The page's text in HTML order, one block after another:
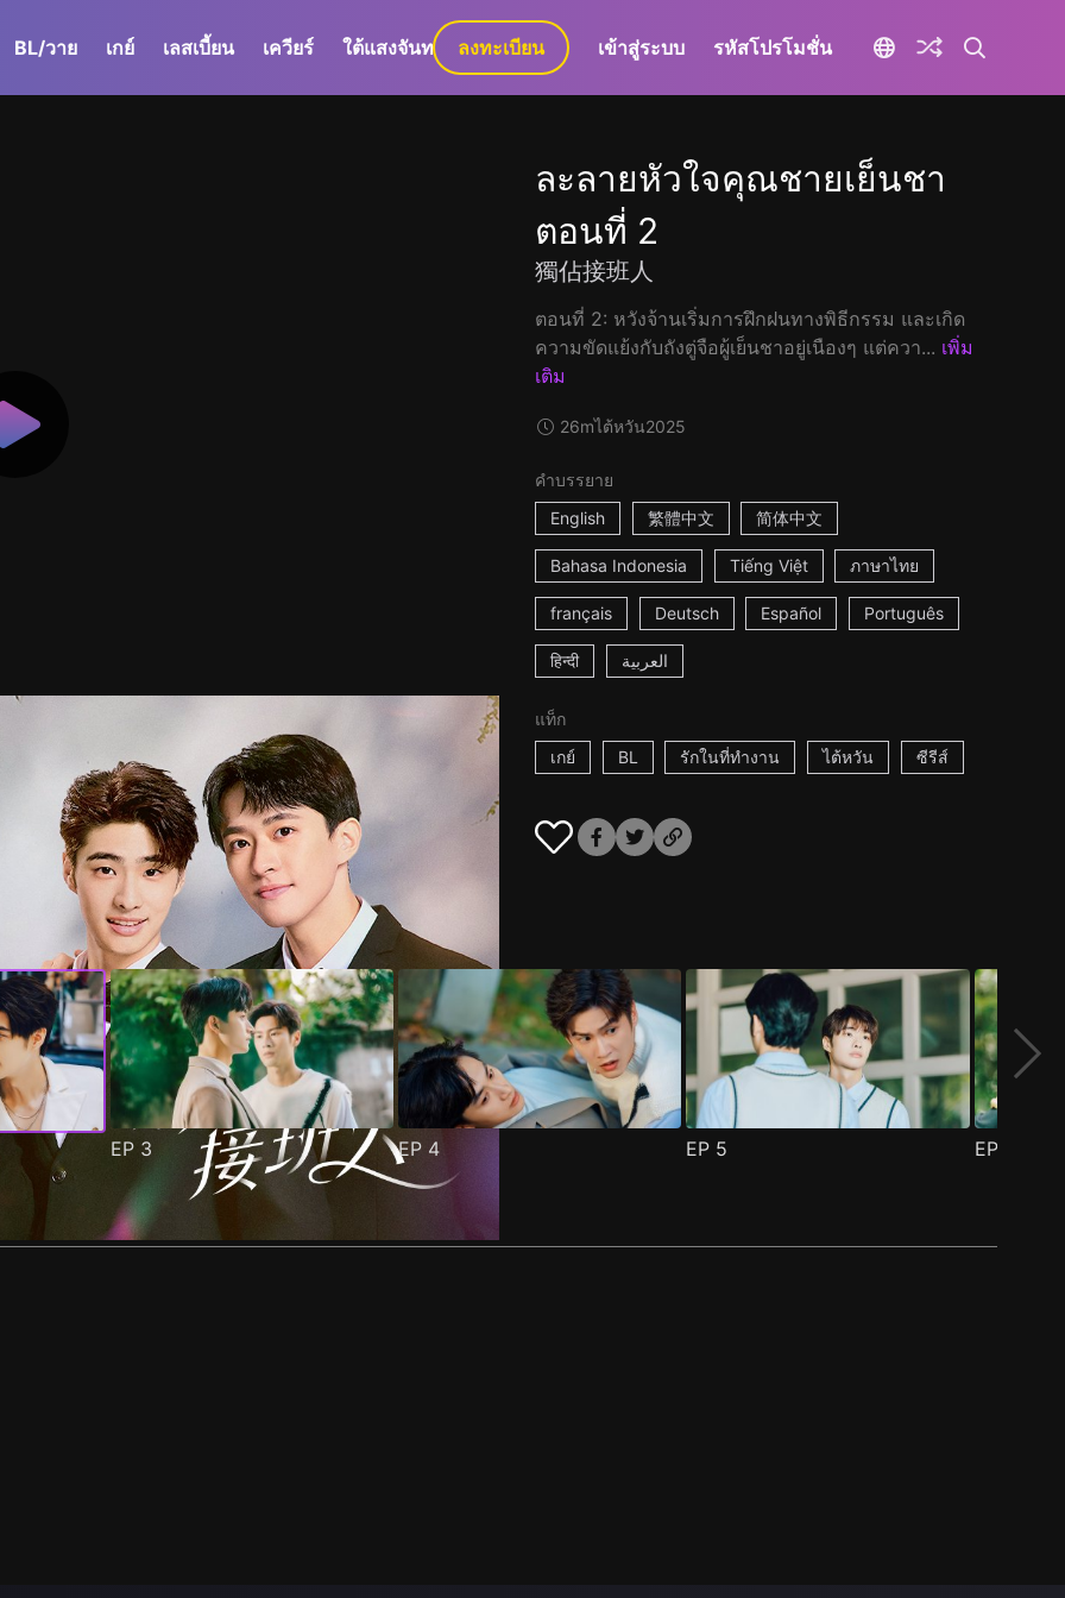
BL/วาย เกย์ เลสเบี้ยน เควียร์ ใต้แสงจันทร์ GaLa+
ลงทะเบียน เข้าสู่ระบบ รหัสโปรโมชั่น
ละลายหัวใจคุณชายเย็นชา
ตอนที่ 2
獨佔接班人
ตอนที่ 2: หวังจ้านเริ่มการฝึกฝนทางพิธีกรรม และเกิด
ความขัดแย้งกับถังตู่จือผู้เย็นชาอยู่เนืองๆ แต่ควา... เพิ่ม
เติม
26mไต้หวัน2025
คำบรรยาย
English
繁體中文 简体中文
Bahasa Indonesia Tiếng Việt ภาษาไทย
français Deutsch Español Português
हिन्दी العربية
แท็ก
เกย์
BL รักในที่ทำงาน ไต้หวัน ซีรีส์
EP 3 EP 4 EP 5 EP